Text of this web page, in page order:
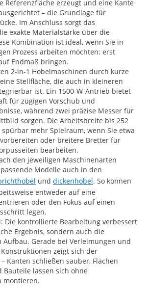
Referenzfläche erzeugt und eine Kante
– die Grundlage für
Im Anschluss sorgt das
exakte Materialstärke über die
Kombination ist ideal, wenn Sie in
Prozess arbeiten möchten: erst
Endmaß bringen.
2-in-1 Hobelmaschinen durch kurze
Stellfläche, die auch in kleineren
ist. Ein 1500-W-Antrieb bietet
für zügigen Vorschub und
während zwei präzise Messer für
sorgen. Die Arbeitsbreite bis 252
mehr Spielraum, wenn Sie etwa
oder breitere Bretter für
bearbeiten.
den jeweiligen Maschinenarten
Modelle auch in den
und dickenhobel. So können
entweder auf eine
oder den Fokus auf einen
legen.
Die kontrollierte Bearbeitung verbessert
Ergebnis, sondern auch die
Aufbau. Gerade bei Verleimungen und
zeigt sich der
Kanten schließen sauber, Flächen
Bauteile lassen sich ohne
montieren.